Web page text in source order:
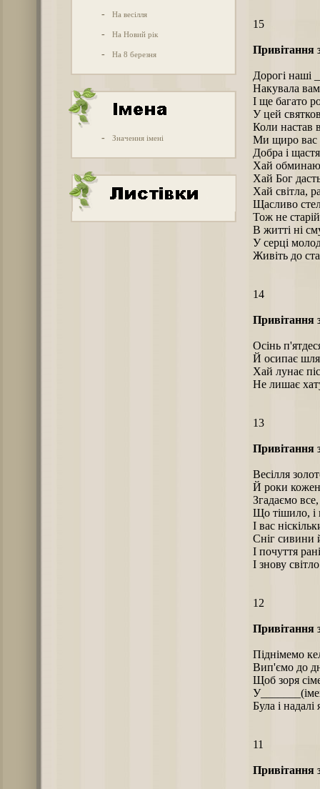
- На весілля
- На Новий рік
- На 8 березня
- Значення імені
15
Привітання
Дорогі наші
Накувала
І ще багато
У цей
Коли настав
Ми щиро вас
Добра і
Хай
Хай Бог
Хай світла,
Щасливо
Тож не
В житті ні
У серці
Живіть до
14
Привітання
Осінь
Й осипає
Хай лунає
Не лишає
13
Привітання
Весілля
Й роки кожен
Згадаємо
Що тішило, і
І вас
Сніг сивини
І почуття
І знову
12
Привітання
Піднімемо
Вип'ємо до
Щоб зоря
Була і надалі
11
Привітання